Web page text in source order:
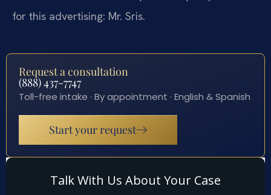
for this advertising: Mr. Sris.
Request a consultation
(888) 437-7747
Toll-free intake · By appointment · English & Spanish
Start your request